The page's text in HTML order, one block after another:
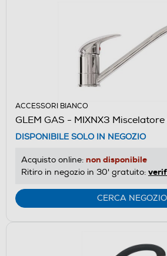
ACCESSORI BIANCO
GLEM GAS - MIXNX3
DISPONIBILE SOLO IN NEGOZIO
Acquisto online: non disponibile
Ritiro in negozio in 30' gratuito:
CERCA NEGOZIO